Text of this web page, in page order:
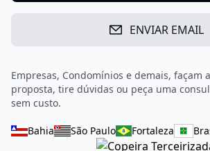
ENVIAR EMAIL
Empresas, Condomínios e demais, façam
proposta, tire dúvidas ou peça uma
sem custo.
Bahia São Paulo Fortaleza